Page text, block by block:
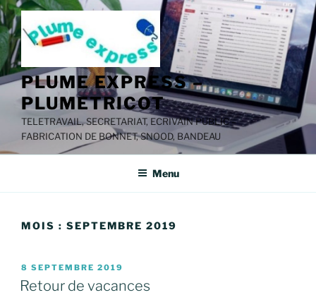
Aller
au
contenu
principal
PLUME EXPRESS –
PLUMETRICOT
TELETRAVAIL, SECRETARIAT, ECRIVAIN PUBLIC –
FABRICATION DE BONNET, SNOOD, BANDEAU
Menu
MOIS : SEPTEMBRE 2019
PUBLIÉ
LE
8 SEPTEMBRE 2019
Retour de vacances